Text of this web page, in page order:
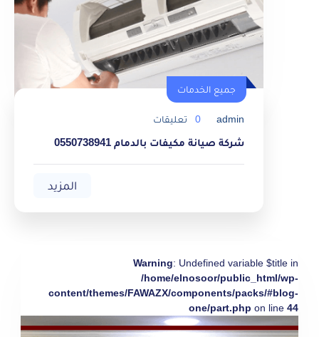
جميع الخدمات
admin
0 تعليقات
شركة صيانة مكيفات بالدمام 0550738941
المزيد
Warning: Undefined variable $title in
/home/elnosoor/public_html/wp-
content/themes/FAWAZX/components/packs/#blog-
one/part.php on line 44